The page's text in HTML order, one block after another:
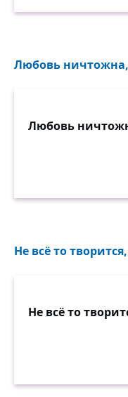
Любовь ничтожна,
Любовь
Не всё то
Не всё то